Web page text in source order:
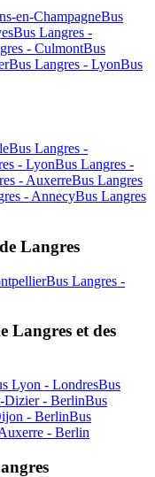
en-ChampagneBus
Bus Langres -
- CulmontBus
Bus Langres - LyonBus
Bus Langres -
- LyonBus Langres -
- AuxerreBus Langres
- AnnecyBus Langres
Langres
Bus Langres -
Langres et des
Lyon - LondresBus
Dizier - BerlinBus
- BerlinBus
- Berlin